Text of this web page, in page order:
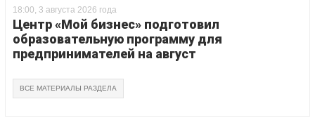
18:00, 3 августа 2026 года
Центр «Мой бизнес» подготовил
образовательную программу для
предпринимателей на август
ВСЕ МАТЕРИАЛЫ РАЗДЕЛА